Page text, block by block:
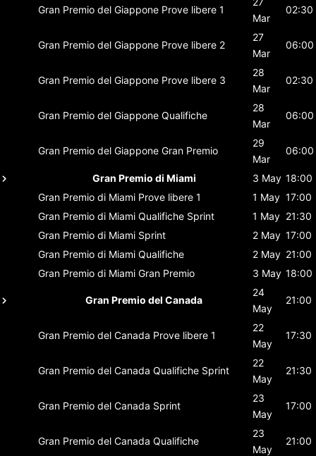
Gran Premio del Giappone Prove libere 1
Mar
02:30
Gran Premio del Giappone Prove libere 2
27
Mar
06:00
Gran Premio del Giappone Prove libere 3
28
Mar
02:30
Gran Premio del Giappone Qualifiche
28
Mar
06:00
Gran Premio del Giappone Gran Premio
29
Mar
06:00
Gran Premio di Miami 3 May 18:00
Gran Premio di Miami Prove libere 1 1 May 17:00
Gran Premio di Miami Qualifiche Sprint 1 May 21:30
Gran Premio di Miami Sprint 2 May 17:00
Gran Premio di Miami Qualifiche 2 May 21:00
Gran Premio di Miami Gran Premio 3 May 18:00
Gran Premio del Canada
24
May
21:00
Gran Premio del Canada Prove libere 1
22
May
17:30
Gran Premio del Canada Qualifiche Sprint
22
May
21:30
Gran Premio del Canada Sprint
23
May
17:00
Gran Premio del Canada Qualifiche
23
May
21:00